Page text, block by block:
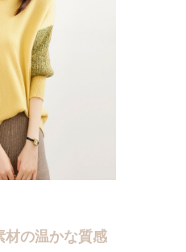
材の温かな質感